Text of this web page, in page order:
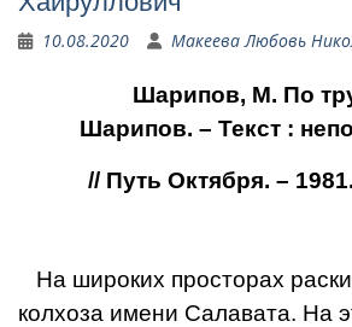
10.08.2020 Макеева Любовь
Шарипов, М. По
Шарипов. – Текст :
// Путь Октября. –
На широких просторах
колхоза имени Салавата. На